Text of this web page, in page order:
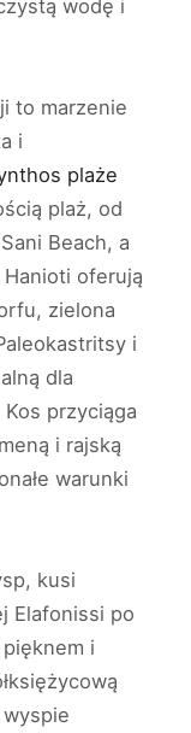
wodę i
to marzenie
i
plaże
plaż, od
Beach, a
oferują
zielona
i
dla
przyciąga
i rajską
warunki
kusi
Elafonissi po
i